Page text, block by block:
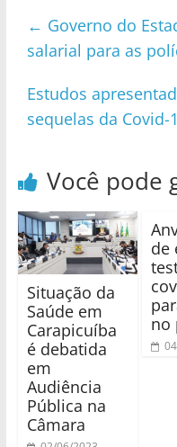
← Governo do
salarial para as
Estudos
sequelas da Covid-
Você pode
Situação da
Saúde em
Carapicuíba
é debatida
em
Audiência
Pública na
Câmara
de
no